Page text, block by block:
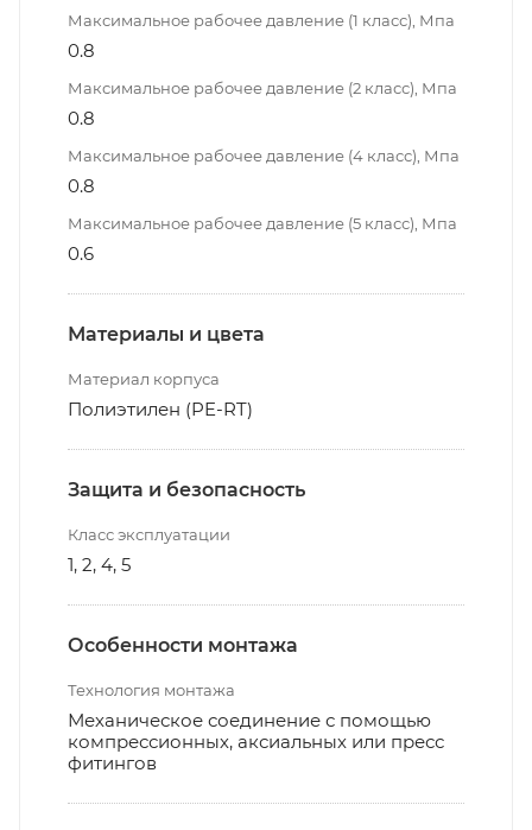
Максимальное рабочее давление (1 класс), Мпа
0.8
Максимальное рабочее давление (2 класс), Мпа
0.8
Максимальное рабочее давление (4 класс), Мпа
0.8
Максимальное рабочее давление (5 класс), Мпа
0.6
Материалы и цвета
Материал корпуса
Полиэтилен (PE-RT)
Защита и безопасность
Класс эксплуатации
1, 2, 4, 5
Особенности монтажа
Технология монтажа
Механическое соединение с помощью
компрессионных, аксиальных или пресс
фитингов